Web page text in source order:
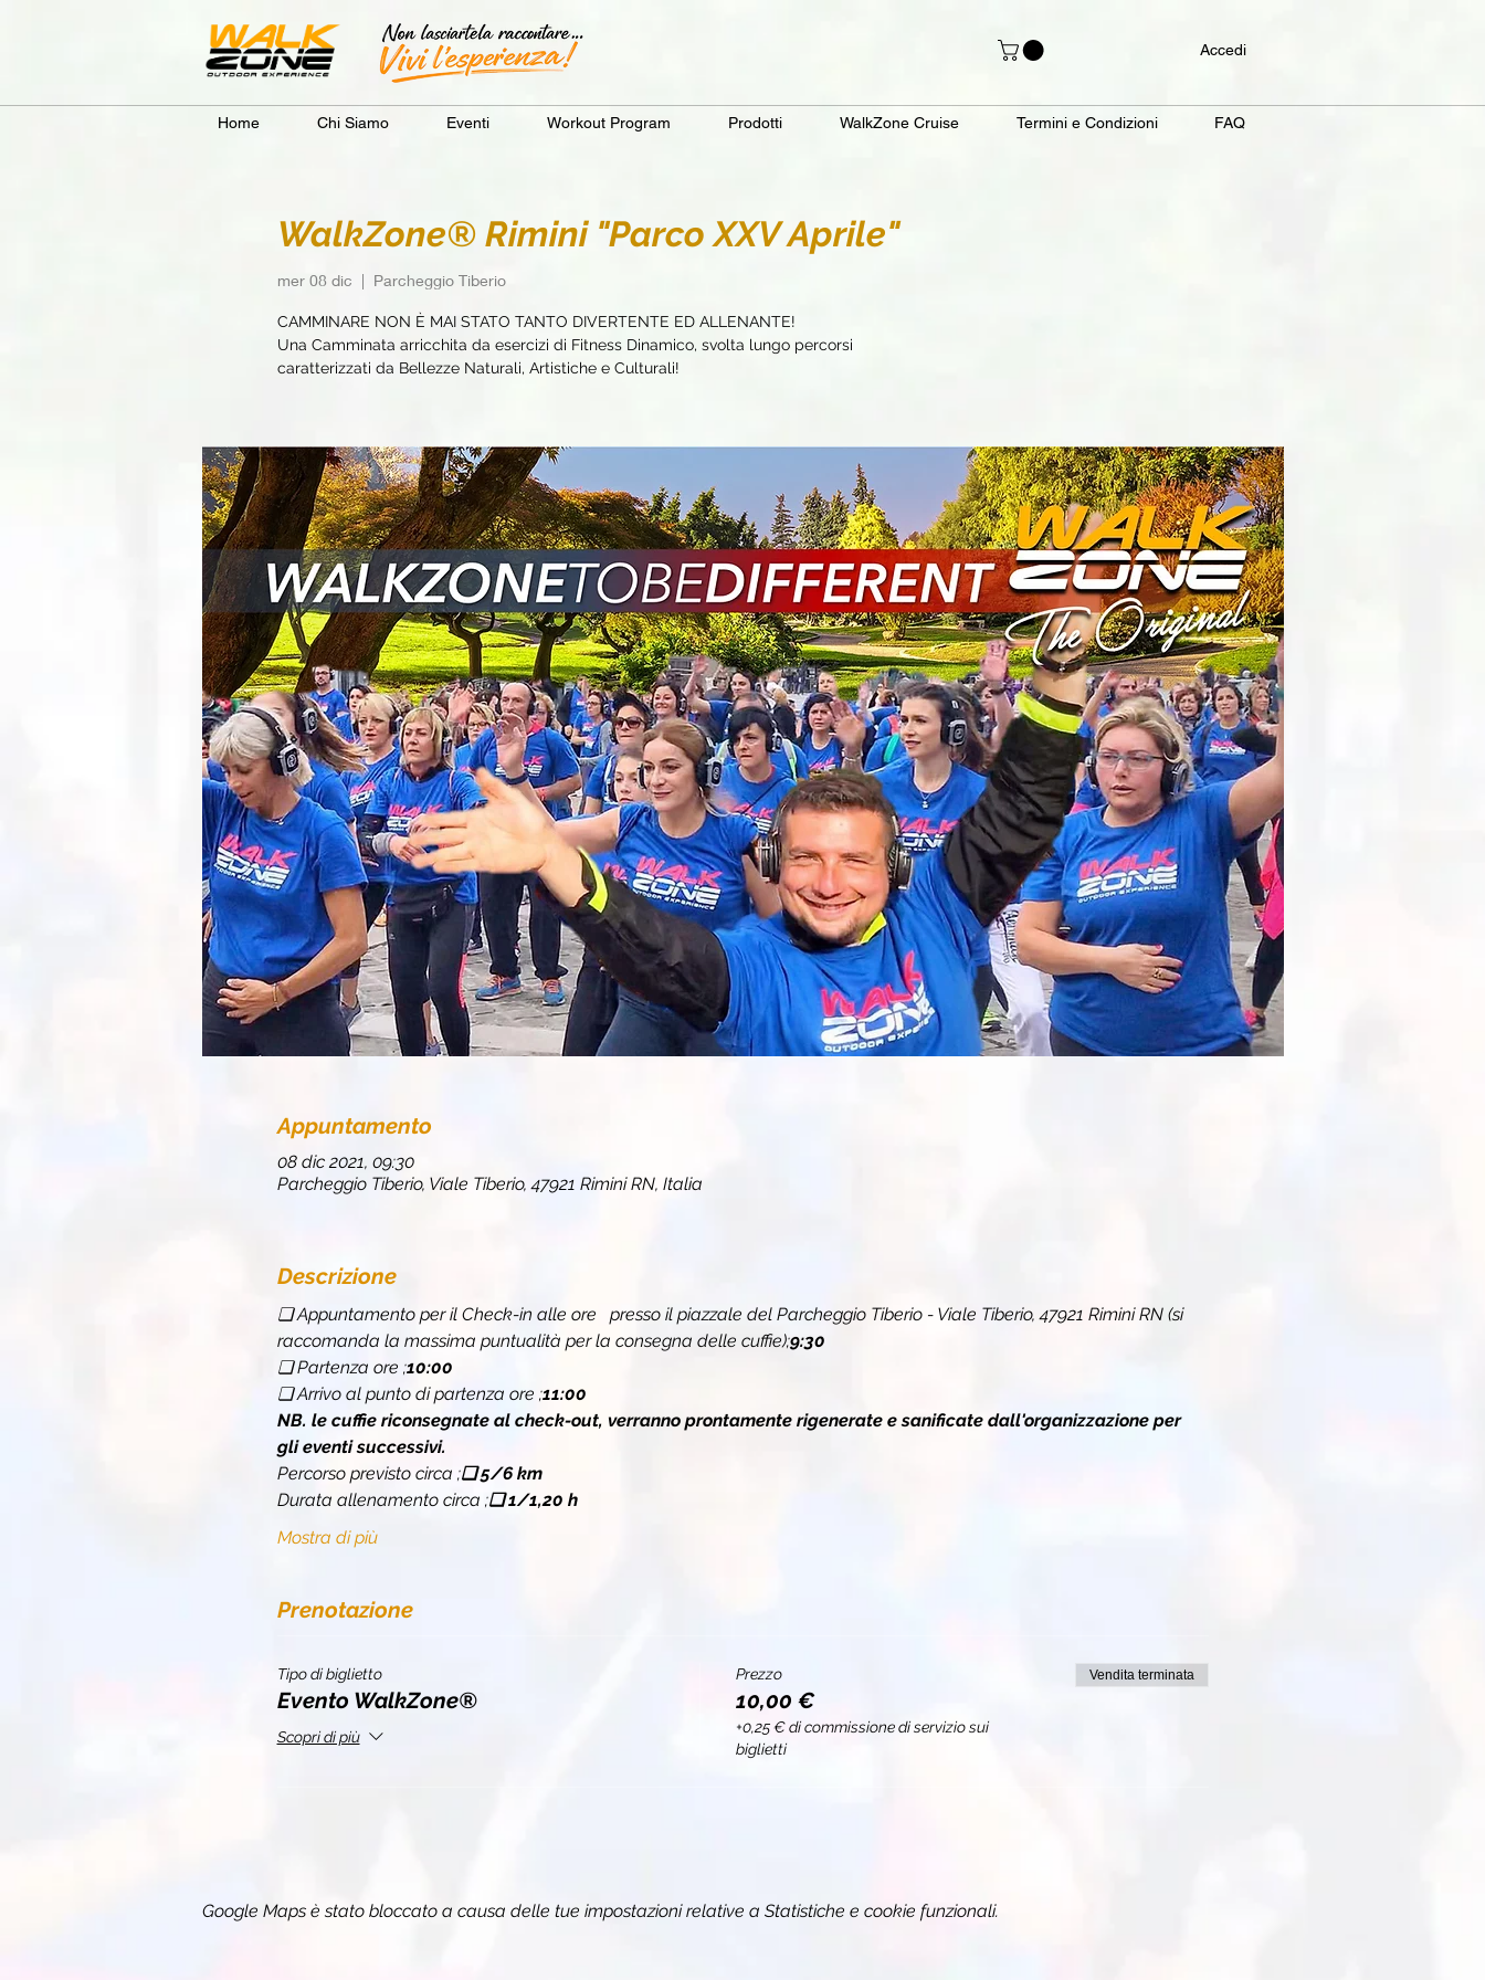
Accedi
Home Chi Siamo Eventi Workout Program Prodotti WalkZone Cruise Termini e Condizioni FAQ
WalkZone® Rimini "Parco XXV Aprile"
mer 08 dic
  |
Parcheggio Tiberio
CAMMINARE NON È MAI STATO TANTO DIVERTENTE ED ALLENANTE!
Una Camminata arricchita da esercizi di Fitness Dinamico, svolta lungo percorsi
caratterizzati da Bellezze Naturali, Artistiche e Culturali!
Appuntamento
08 dic 2021, 09:30
Parcheggio Tiberio, Viale Tiberio, 47921 Rimini RN, Italia
Descrizione
❏ Appuntamento per il Check-in alle ore
presso il piazzale del Parcheggio Tiberio - Viale Tiberio, 47921 Rimini RN (si
raccomanda la massima puntualità per la consegna delle cuffie);9:30
❏ Partenza ore ;10:00
❏ Arrivo al punto di partenza ore ;11:00
NB. le cuffie riconsegnate al check-out, verranno prontamente rigenerate e sanificate dall'organizzazione per
gli eventi successivi.
Percorso previsto circa ;❏ 5/6 km
Durata allenamento circa ;❏ 1/1,20 h
Mostra di più
Prenotazione
Tipo di biglietto
Evento WalkZone®
Scopri di più
Prezzo
10,00 €
+0,25 € di commissione di servizio sui
biglietti
Vendita terminata
Google Maps è stato bloccato a causa delle tue impostazioni relative a Statistiche e cookie funzionali.